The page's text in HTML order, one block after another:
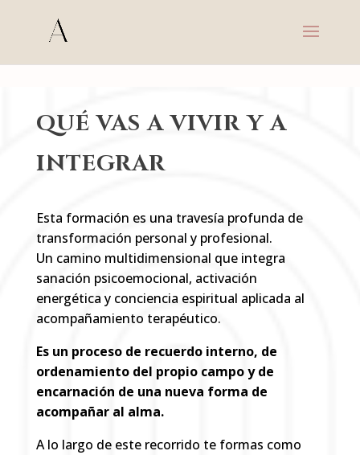
QUÉ VAS A VIVIR Y A
INTEGRAR
Esta formación es una travesía profunda de
transformación personal y profesional.
Un camino multidimensional que integra
sanación psicoemocional, activación
energética y conciencia espiritual aplicada al
acompañamiento terapéutico.
Es un proceso de recuerdo interno, de
ordenamiento del propio campo y de
encarnación de una nueva forma de
acompañar al alma.
A lo largo de este recorrido te formas como